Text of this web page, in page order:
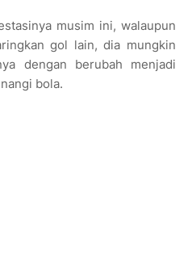
musim ini, walaupun
gol lain, dia mungkin
dengan berubah menjadi
bola.